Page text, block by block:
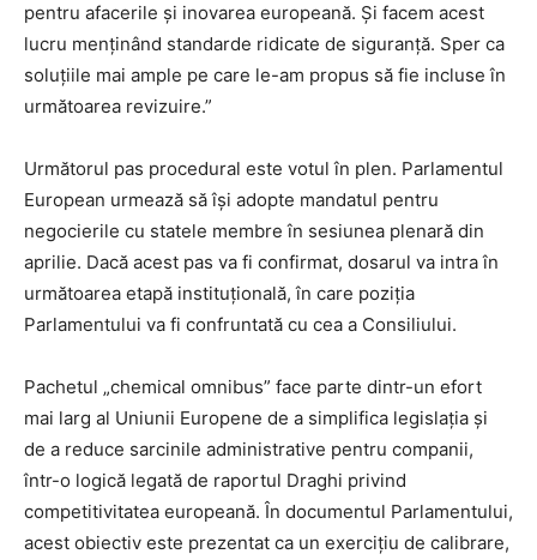
pentru afacerile și inovarea europeană. Și facem acest
lucru menținând standarde ridicate de siguranță. Sper ca
soluțiile mai ample pe care le-am propus să fie incluse în
următoarea revizuire.”
Următorul pas procedural este votul în plen. Parlamentul
European urmează să își adopte mandatul pentru
negocierile cu statele membre în sesiunea plenară din
aprilie. Dacă acest pas va fi confirmat, dosarul va intra în
următoarea etapă instituțională, în care poziția
Parlamentului va fi confruntată cu cea a Consiliului.
Pachetul „chemical omnibus” face parte dintr-un efort
mai larg al Uniunii Europene de a simplifica legislația și
de a reduce sarcinile administrative pentru companii,
într-o logică legată de raportul Draghi privind
competitivitatea europeană. În documentul Parlamentului,
acest obiectiv este prezentat ca un exercițiu de calibrare,